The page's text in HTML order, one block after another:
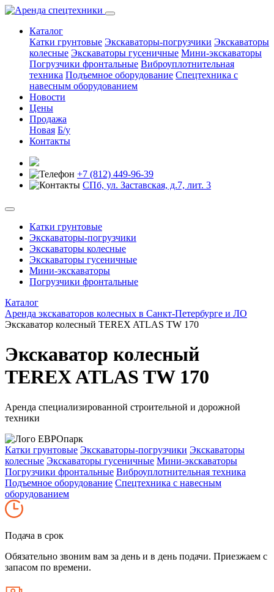
Каталог
Катки грунтовые Экскаваторы-погрузчики Экскаваторы
колесные Экскаваторы гусеничные Мини-экскаваторы
Погрузчики фронтальные Виброуплотнительная
техника Подъемное оборудование Спецтехника с
навесным оборудованием
Новости
Цены
Продажа
Новая Б/у
Контакты
+7 (812) 449-96-39
СПб, ул. Заставская, д.7, лит. 3
Катки грунтовые
Экскаваторы-погрузчики
Экскаваторы колесные
Экскаваторы гусеничные
Мини-экскаваторы
Погрузчики фронтальные
Каталог
Аренда экскаваторов колесных в Санкт-Петербурге и ЛО
Экскаватор колесный TEREX ATLAS TW 170
Экскаватор колесный
TEREX ATLAS TW 170
Аренда специализированной строительной и дорожной
техники
Катки грунтовые Экскаваторы-погрузчики Экскаваторы
колесные Экскаваторы гусеничные Мини-экскаваторы
Погрузчики фронтальные Виброуплотнительная техника
Подъемное оборудование Спецтехника с навесным
оборудованием
Подача в срок
Обязательно звоним вам за день и в день подачи. Приезжаем с
запасом по времени.